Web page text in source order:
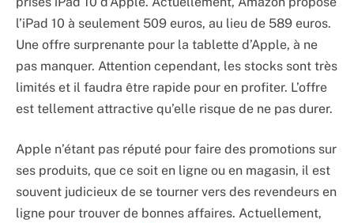
l’iPad 10 à seulement 509 euros, au lieu de 589 euros.
Une offre surprenante pour la tablette d’Apple, à ne
pas manquer. Attention cependant, les stocks sont très
limités et il faudra être rapide pour en profiter. L’offre
est tellement attractive qu’elle risque de ne pas durer.
Apple n’étant pas réputé pour faire des promotions sur
ses produits, que ce soit en ligne ou en magasin, il est
souvent judicieux de se tourner vers des revendeurs en
ligne pour trouver de bonnes affaires. Actuellement,